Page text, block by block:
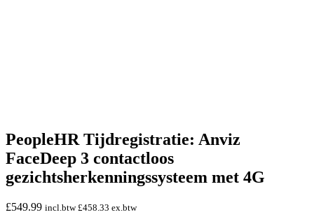
PeopleHR Tijdregistratie: Anviz
FaceDeep 3 contactloos
gezichtsherkenningssysteem met 4G
£549.99 incl.btw£458.33 ex.btw